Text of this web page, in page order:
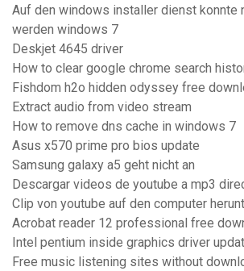
Auf den windows installer dienst konnte
werden windows 7
Deskjet 4645 driver
How to clear google chrome search
Fishdom h2o hidden odyssey free
Extract audio from video stream
How to remove dns cache in windows 7
Asus x570 prime pro bios update
Samsung galaxy a5 geht nicht an
Descargar videos de youtube a mp3
Clip von youtube auf den computer
Acrobat reader 12 professional free
Intel pentium inside graphics driver
Free music listening sites without